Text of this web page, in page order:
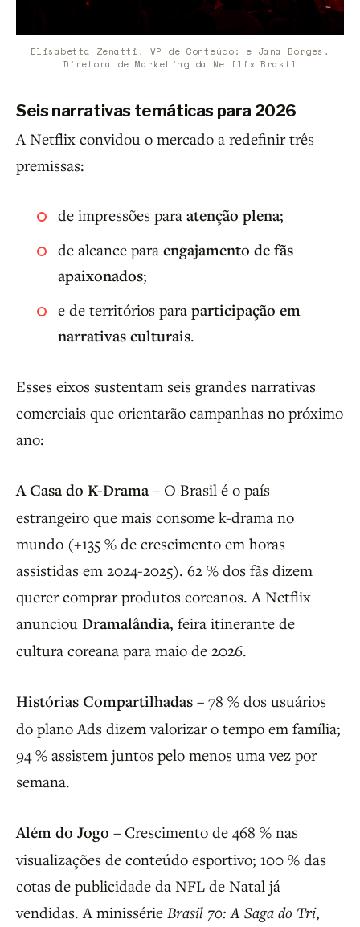
Elisabetta Zenatti, VP de Conteúdo; e Jana Borges,
Diretora de Marketing da Netflix Brasil
Seis narrativas temáticas para 2026
A Netflix convidou o mercado a redefinir três
premissas:
de impressões para atenção plena;
de alcance para engajamento de fãs
apaixonados;
e de territórios para participação em
narrativas culturais.
Esses eixos sustentam seis grandes narrativas
comerciais que orientarão campanhas no próximo
ano:
A Casa do K-Drama– O Brasil é o país
estrangeiro que mais consome k-drama no
mundo (+135 % de crescimento em horas
assistidas em 2024-2025). 62 % dos fãs dizem
querer comprar produtos coreanos. A Netflix
anunciou Dramalândia, feira itinerante de
cultura coreana para maio de 2026.
Histórias Compartilhadas – 78 % dos usuários
do plano Ads dizem valorizar o tempo em família;
94 % assistem juntos pelo menos uma vez por
semana.
Além do Jogo – Crescimento de 468 % nas
visualizações de conteúdo esportivo; 100 % das
cotas de publicidade da NFL de Natal já
vendidas. A minissérie Brasil 70: A Saga do Tri,